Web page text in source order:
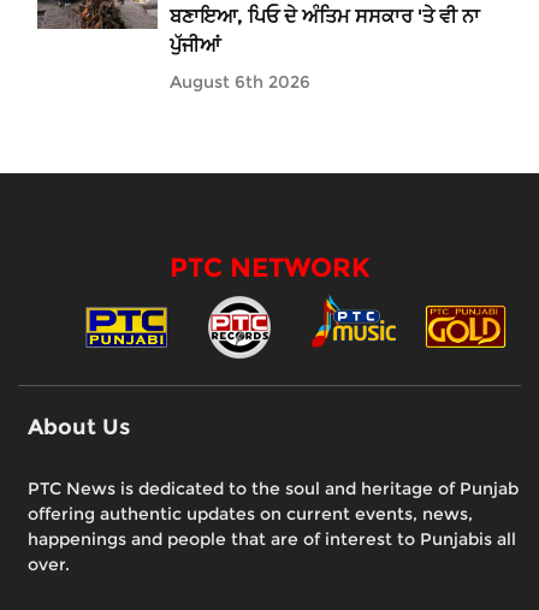
ਬਣਾਇਆ, ਪਿਓ ਦੇ ਅੰਤਿਮ ਸਸਕਾਰ 'ਤੇ ਵੀ ਨਾ
ਪੁੱਜੀਆਂ
August 6th 2026
PTC NETWORK
About Us
PTC News is dedicated to the soul and heritage of Punjab
offering authentic updates on current events, news,
happenings and people that are of interest to Punjabis all
over.